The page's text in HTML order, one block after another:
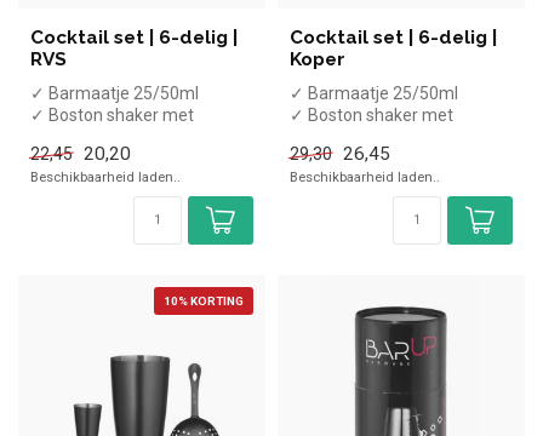
Cocktail set | 6-delig |
RVS
✓ Barmaatje 25/50ml
✓ Boston shaker met
✓ Muddler/stamper
✓ Barzeefje...
22,45 20,20
Beschikbaarheid laden..
Cocktail set | 6-delig |
Koper
✓ Barmaatje 25/50ml
✓ Boston shaker met
✓ Muddler/stamper
✓ Barzeefje...
29,30 26,45
Beschikbaarheid laden..
10% KORTING